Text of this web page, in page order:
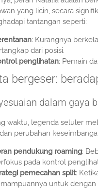
yang licin, secara
tantangan seperti:
: Kurangnya
dari posisi.
penglihatan: Pemain
bergeser:
dalam gaya
waktu, legenda seluler
perubahan
pendukung roaming:
pada kontrol
pemecahan split:
untuk